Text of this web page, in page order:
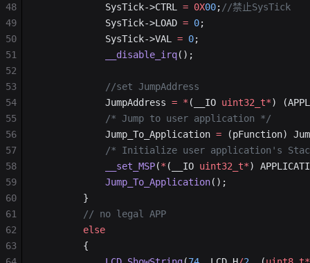
            SysTick->CTRL
= 0X00; //禁止SysTick
            SysTick->LOAD
= 0;
            SysTick->VAL
= 0;
            __disable_irq
();
            //set JumpAddress
            JumpAddress
= * (__IO uint32_t*)
            /* Jump to user application */
            Jump_To_Application
= (pFunction)
/* Initialize user application's
            __set_MSP
(* (__IO uint32_t*)
            Jump_To_Application
();
        }
        // no legal APP
        else
        {
48
49
50
51
52
53
54
55
56
57
58
59
60
61
62
63